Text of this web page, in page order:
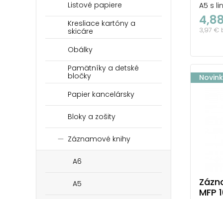
Listové papiere
Kresliace kartóny a
skicáre
Obálky
Pamätníky a detské
bločky
Papier kancelársky
Bloky a zošity
Záznamové knihy
A6
A5
A5 s
linka
3,97 €
MFP